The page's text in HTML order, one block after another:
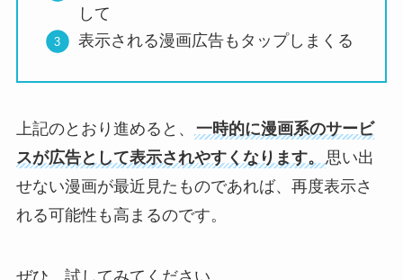
して
表示される漫画広告もタップしまくる
上記のとおり進めると、
一時的に漫画系のサービ
スが広告として表示されやすくなります。
思い出
せない漫画が最近見たものであれば、再度表示さ
れる可能性も高まるのです。